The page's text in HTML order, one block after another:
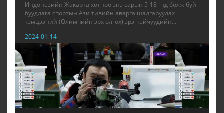
Индонезийн Жакарта хотноо энэ сарын 5-18 -нд болж буй
буудлага спортын Ази тивийн аварга шалгаруулах
тэмцээний (Олимпийн эрх олгох) эрэгтэйчүүдийн...
2024-01-14